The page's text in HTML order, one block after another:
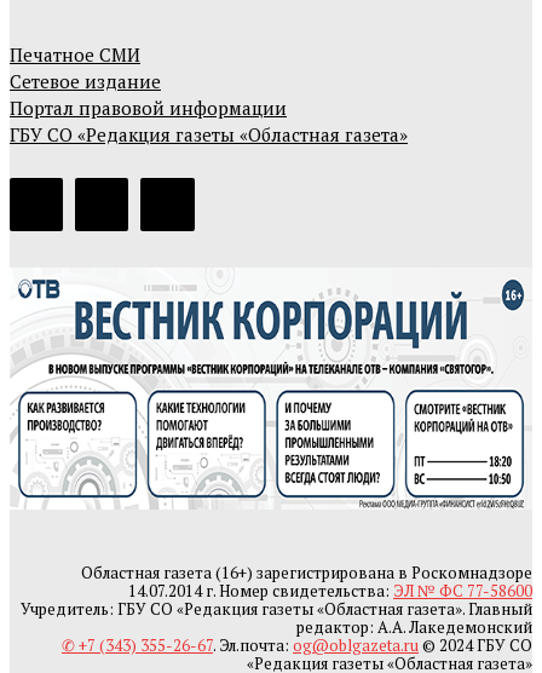
Печатное СМИ
Сетевое издание
Портал правовой информации
ГБУ СО «Редакция газеты «Областная газета»
Областная газета (16+) зарегистрирована в Роскомнадзоре
14.07.2014 г. Номер свидетельства: ЭЛ № ФС 77-58600
Учредитель: ГБУ СО «Редакция газеты «Областная газета». Главный
редактор: А.А. Лакедемонский
✆ +7 (343) 355-26-67. Эл.почта: og@oblgazeta.ru© 2024 ГБУ СО
«Редакция газеты «Областная газета»